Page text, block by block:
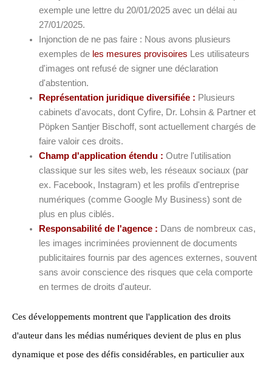
exemple une lettre du 20/01/2025 avec un délai au
27/01/2025.
Injonction de ne pas faire : Nous avons plusieurs
exemples de les mesures provisoires Les utilisateurs
d'images ont refusé de signer une déclaration
d'abstention.
Représentation juridique diversifiée : Plusieurs
cabinets d'avocats, dont Cyfire, Dr. Lohsin & Partner et
Pöpken Santjer Bischoff, sont actuellement chargés de
faire valoir ces droits.
Champ d'application étendu : Outre l'utilisation
classique sur les sites web, les réseaux sociaux (par
ex. Facebook, Instagram) et les profils d'entreprise
numériques (comme Google My Business) sont de
plus en plus ciblés.
Responsabilité de l'agence : Dans de nombreux cas,
les images incriminées proviennent de documents
publicitaires fournis par des agences externes, souvent
sans avoir conscience des risques que cela comporte
en termes de droits d'auteur.
Ces développements montrent que l'application des droits
d'auteur dans les médias numériques devient de plus en plus
dynamique et pose des défis considérables, en particulier aux